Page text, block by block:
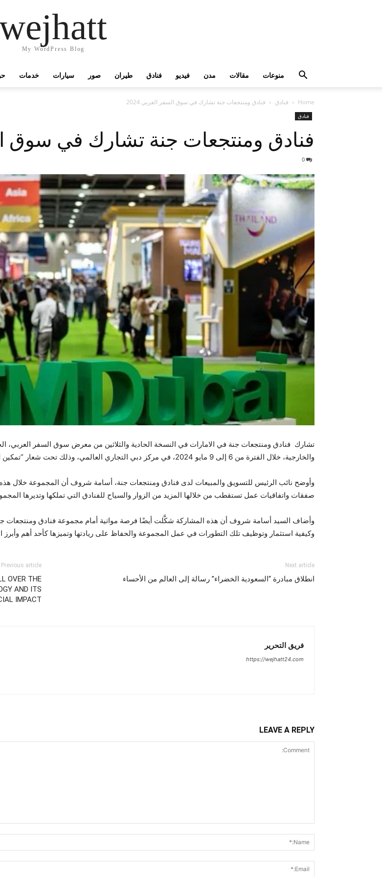
My WordPress Blog
خدمات سيارات صور طيران فنادق فيديو مدن مقالات منوعات
Home فنادق فنادق ومنتجعات جنة تشارك في سوق السفر العربي 2024
فنادق
فنادق ومنتجعات جنة تشارك في سوق
تشارك فنادق ومنتجعات جنة في الامارات في النسخة الحادية والثلاثين من معرض سوق السفر العربي،
والخارجية، خلال الفترة من 6 إلى 9 مايو 2024، في مركز دبي التجاري العالمي، وذلك تحت شعار “تمكين الابتكار.. إحداث تحول في قطاع السفر من خلال ريادة الأعمال”.
وأوضح نائب الرئيس للتسويق والمبيعات لدى فنادق ومنتجعات جنة، أسامة شروف أن المجموعة خلال هذه
صفقات واتفاقيات عمل تستقطب من خلالها المزيد من الزوار والسياح للفنادق التي تملكها وتديرها
وأضاف السيد أسامة شروف أن هذه المشاركة شكَّلت أيضًا فرصة مواتية أمام مجموعة فنادق ومنتجعات
وكيفية استثمار وتوظيف تلك التطورات في عمل المجموعة والحفاظ على ريادتها وتميزها كأحد أهم وأبرز
Previous article
OVER THE
AND ITS
IMPACT
Next article
انطلاق مبادرة “السعودية الخضراء” رسالة إلى العالم من الأحساء
فريق التحرير
https://wejhatt24.com
LEAVE A REPLY